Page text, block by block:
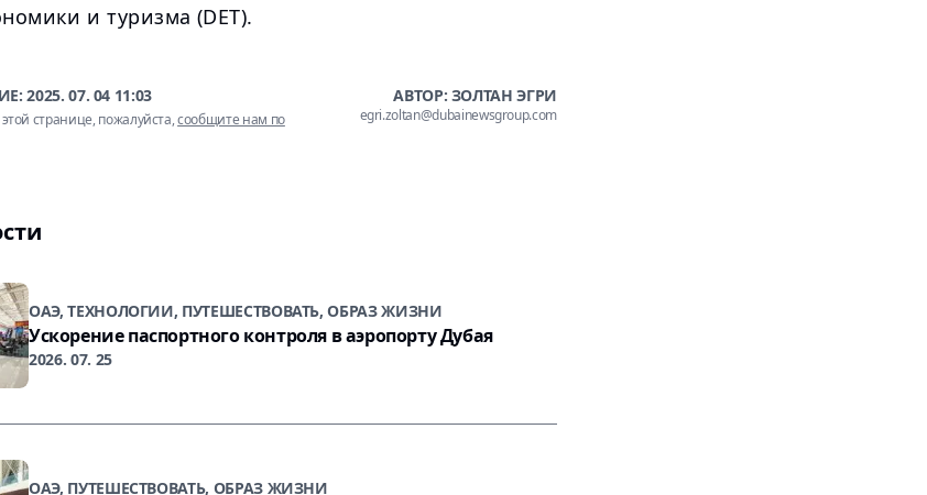
и туризма (DET).
2025. 07. 04 11:03
странице, пожалуйста,сообщите нам по
АВТОР: ЗОЛТАН ЭГРИ
egri.zoltan@dubainewsgroup.com
ОАЭ, ТЕХНОЛОГИИ, ПУТЕШЕСТВОВАТЬ, ОБРАЗ ЖИЗНИ
Ускорение паспортного контроля в аэропорту Дубая
2026. 07. 25
ОАЭ, ПУТЕШЕСТВОВАТЬ, ОБРАЗ ЖИЗНИ